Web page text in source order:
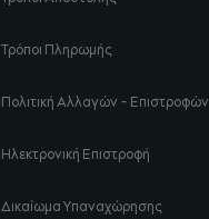
Τρόποι Πληρωμής
Πολιτική Αλλαγών - Επιστροφών
Ηλεκτρονική Επιστροφή
Δικαίωμα Υπαναχώρησης